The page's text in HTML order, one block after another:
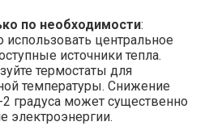
по необходимости:
использовать центральное
источники тепла.
термостаты для
температуры. Снижение
градуса может существенно
электроэнергии.